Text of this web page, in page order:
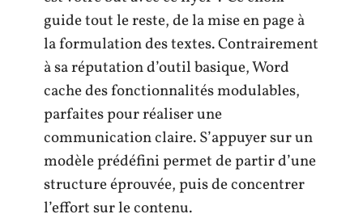
guide tout le reste, de la mise en page à
la formulation des textes. Contrairement
à sa réputation d’outil basique, Word
cache des fonctionnalités modulables,
parfaites pour réaliser une
communication claire. S’appuyer sur un
modèle prédéfini permet de partir d’une
structure éprouvée, puis de concentrer
l’effort sur le contenu.